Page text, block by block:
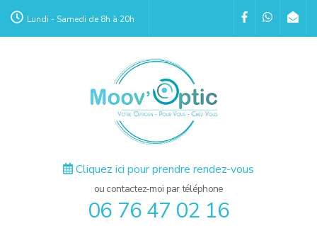
Aller
Lundi - Samedi de 8h à 20h
Cliquez ici pour prendre rendez-vous
ou contactez-moi par téléphone
06 76 47 02 16